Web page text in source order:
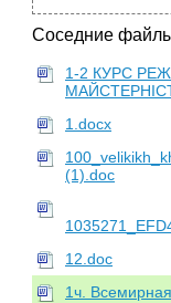
Соседние
1-2 КУРС
1.docx
(1).doc
12.doc
1ч.